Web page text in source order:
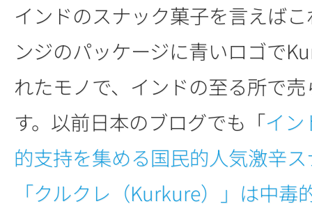
インドのスナック菓子を言えば
ンジのパッケージに青いロゴで
れたモノで、インドの至る所で
す。以前日本のブログでも「イン
的支持を集める国民的人気激辛
「クルクレ（Kurkure）」は中毒